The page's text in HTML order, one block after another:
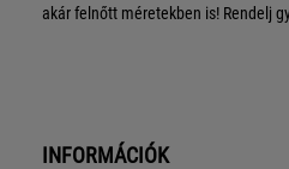
akár felnőtt méretekben is! Rendelj
INFORMÁCIÓK